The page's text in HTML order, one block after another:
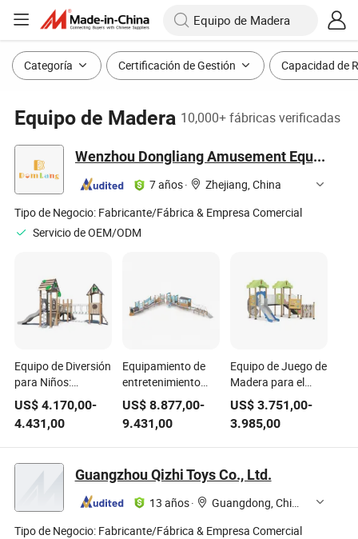
Categoría Certificación de Gestión Capacidad de
Equipo de Madera 10,000+ fábricas verificadas
Wenzhou Dongliang Amusement Equipment Co., Ltd
7 años·
Zhejiang, China
Tipo de Negocio: Fabricante/Fábrica & Empresa Comercial
Servicio de OEM/ODM
Equipo de Diversión
para Niños:
Resbaladilla
Plástica Vibrante
para Parques
Infantiles Equipos
de Madera para
Parques Infantiles
US$4.170,00-
4.431,00
Equipamiento de
entretenimiento
infantil innovador
para áreas de juego
seguras Gran
parque infantil de
US$ 8.877,00-
9.431,00
Equipo de Juego de
Madera para el
Juego Seguro de
los Niños Equipo de
Juego Ecológico
para el Juego
Diversión
US$ 3.751,00-
3.985,00
Guangzhou Qizhi Toys Co., Ltd.
13 años·
Guangdong, China
Tipo de Negocio: Fabricante/Fábrica & Empresa Comercial